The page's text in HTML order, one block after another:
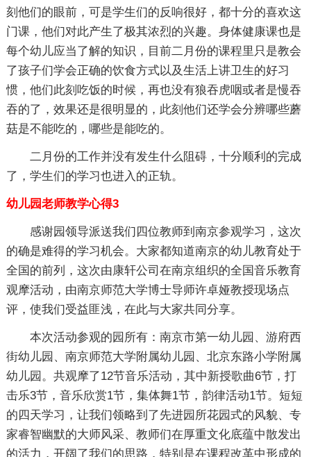
刻他们的眼前，可是学生们的反响很好，都十分的喜欢这
门课，他们对此产生了极其浓烈的兴趣。身体健康课也是
每个幼儿应当了解的知识，目前二月份的课程里只是教会
了孩子们学会正确的饮食方式以及生活上讲卫生的好习
惯，他们此刻吃饭的时候，再也没有狼吞虎咽或者是慢吞
吞的了，效果还是很明显的，此刻他们还学会分辨哪些蘑
菇是不能吃的，哪些是能吃的。
二月份的工作并没有发生什么阻碍，十分顺利的完成
了，学生们的学习也进入的正轨。
幼儿园老师教学心得3
感谢园领导派送我们四位教师到南京参观学习，这次
的确是难得的学习机会。大家都知道南京的幼儿教育处于
全国的前列，这次由康轩公司在南京组织的全国音乐教育
观摩活动，由南京师范大学博士导师许卓娅教授现场点
评，使我们受益匪浅，在此与大家共同分享。
本次活动参观的园所有：南京市第一幼儿园、游府西
街幼儿园、南京师范大学附属幼儿园、北京东路小学附属
幼儿园。共观摩了12节音乐活动，其中新授歌曲6节，打
击乐3节，音乐欣赏1节，集体舞1节，韵律活动1节。短短
的四天学习，让我们领略到了先进园所花园式的风貌、专
家睿智幽默的大师风采、教师们在厚重文化底蕴中散发出
的活力，开阔了我们的思路，特别是在课程改革中形成的